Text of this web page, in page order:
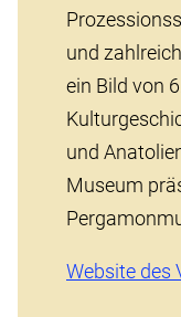
und
ein Bild von
und
Museum
Website des